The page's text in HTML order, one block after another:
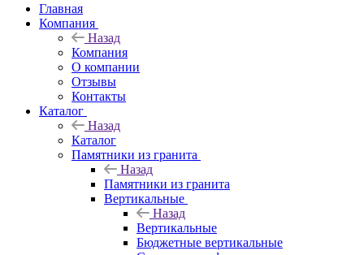
Главная
Компания
Назад
Компания
О компании
Отзывы
Контакты
Каталог
Назад
Каталог
Памятники из гранита
Назад
Памятники из гранита
Вертикальные
Назад
Вертикальные
Бюджетные вертикальные